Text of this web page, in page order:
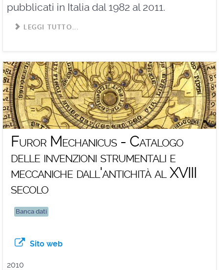
pubblicati in Italia dal 1982 al 2011.
LEGGI TUTTO...
Furor Mechanicus - Catalogo
delle invenzioni strumentali e
meccaniche dall'antichità al XVIII
secolo
Banca dati
Sito web
2010